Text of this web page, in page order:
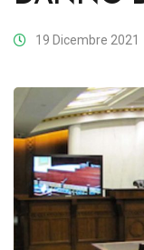
19 Dicembre 2021